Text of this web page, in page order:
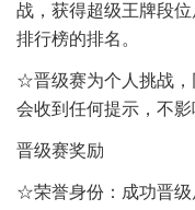
战，获得超级王牌段
排行榜的排名。
☆晋级赛为个人挑战，
会收到任何提示，不影
晋级赛奖励
☆荣誉身份：成功晋级